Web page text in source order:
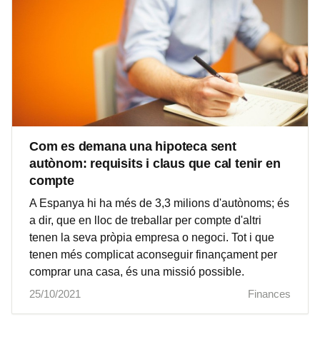
Com es demana una hipoteca sent
autònom: requisits i claus que cal tenir en
compte
A Espanya hi ha més de 3,3 milions d'autònoms; és
a dir, que en lloc de treballar per compte d'altri
tenen la seva pròpia empresa o negoci. Tot i que
tenen més complicat aconseguir finançament per
comprar una casa, és una missió possible.
25/10/2021
Finances